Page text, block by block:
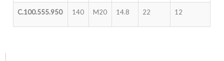
C.100.555.950 140 M20 14.8 22 12